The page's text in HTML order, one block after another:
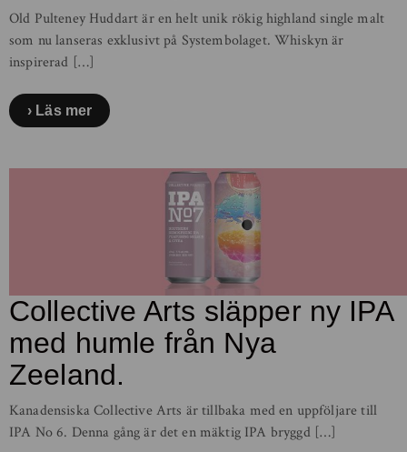
Old Pulteney Huddart är en helt unik rökig highland single malt
som nu lanseras exklusivt på Systembolaget. Whiskyn är
inspirerad […]
Läs mer
Collective Arts släpper ny IPA
med humle från Nya
Zeeland.
Kanadensiska Collective Arts är tillbaka med en uppföljare till
IPA No 6. Denna gång är det en mäktig IPA bryggd […]